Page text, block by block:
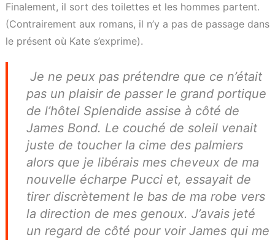
Finalement, il sort des toilettes et les hommes partent.
(Contrairement aux romans, il n’y a pas de passage dans
le présent où Kate s’exprime).
Je ne peux pas prétendre que ce n’était
pas un plaisir de passer le grand portique
de l’hôtel Splendide assise à côté de
James Bond. Le couché de soleil venait
juste de toucher la cime des palmiers
alors que je libérais mes cheveux de ma
nouvelle écharpe Pucci et, essayait de
tirer discrètement le bas de ma robe vers
la direction de mes genoux. J’avais jeté
un regard de côté pour voir James qui me